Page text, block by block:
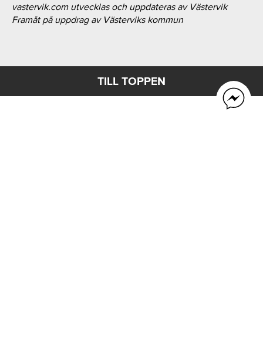
vastervik.com utvecklas och uppdateras av Västervik
Framåt på uppdrag av Västerviks kommun
TILL TOPPEN